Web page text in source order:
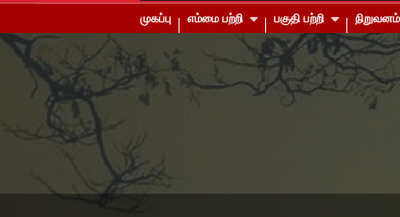
முகப்பு எம்மை பற்றி பகுதி பற்றி நிறுவனம்